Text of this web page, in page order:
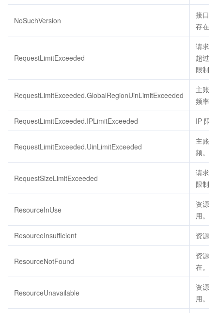
NoSuchVersion
接口
存在。
RequestLimitExceeded
请求
超过
限制。
RequestLimitExceeded.GlobalRegionUinLimitExceeded
主账
频率
RequestLimitExceeded.IPLimitExceeded IP 限
RequestLimitExceeded.UinLimitExceeded
主账
频。
RequestSizeLimitExceeded
请求
限制
ResourceInUse
资源
用。
ResourceInsufficient 资源
ResourceNotFound
资源
在。
ResourceUnavailable
资源
用。